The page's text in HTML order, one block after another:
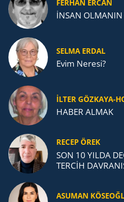
FERHAN ERCAN
İNSAN OLMANIN
SELMA ERDAL
Evim Neresi?
İLTER GÖZKAYA-
HABER ALMAK
RECEP ÖREK
SON 10 YILDA
TERCİH
ASUMAN